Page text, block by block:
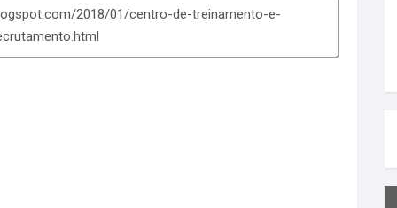
2018/01/centro-de-treinamento-e-